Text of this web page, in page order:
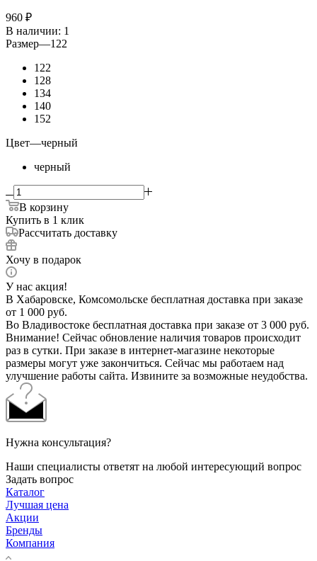
960 ₽
В наличии: 1
Размер—122
122
128
134
140
152
Цвет—черный
черный
В корзину
Купить в 1 клик
Рассчитать доставку
Хочу в подарок
У нас акция!
В Хабаровске, Комсомольске бесплатная доставка при заказе
от 1 000 руб.
Во Владивостоке бесплатная доставка при заказе от 3 000 руб.
Внимание! Сейчас обновление наличия товаров происходит
раз в сутки. При заказе в интернет-магазине некоторые
размеры могут уже закончиться. Сейчас мы работаем над
улучшение работы сайта. Извините за возможные неудобства.
Нужна консультация?
Наши специалисты ответят на любой интересующий вопрос
Задать вопрос
Каталог
Лучшая цена
Акции
Бренды
Компания